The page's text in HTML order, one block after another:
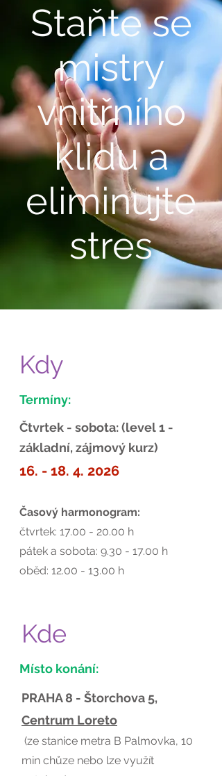
Staňte se
mistry
vnitřního
klidu a
eliminujte
stres
Kdy
Termíny:
Čtvrtek - sobota: (level1 -
základní, zájmový kurz)
16. - 18. 4. 2026
Časový harmonogram:
čtvrtek: 17.00 - 20.00 h
pátek a sobota: 9.30 - 17.00 h
oběd: 12.00 - 13.00 h
Kde
Místo konání:
PRAHA 8 - Štorchova 5,
Centrum Loreto
(ze stanice metra B Palmovka, 10
min chůze nebo lze využít